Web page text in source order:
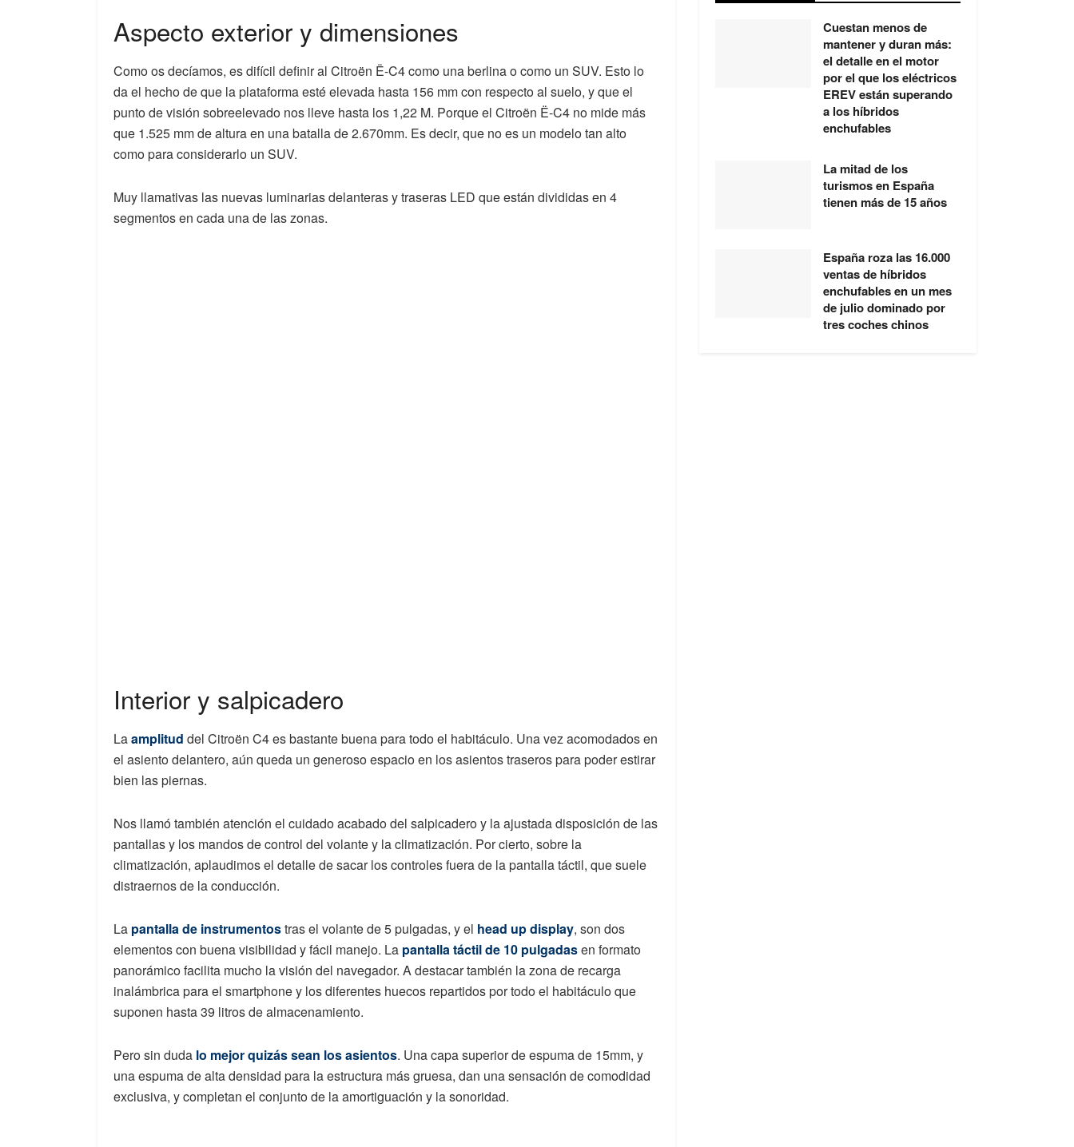
Aspecto exterior y dimensiones
Como os decíamos, es difícil definir al Citroën Ë-C4 como una berlina o como un SUV. Esto lo
da el hecho de que la plataforma esté elevada hasta 156 mm con respecto al suelo, y que el
punto de visión sobreelevado nos lleve hasta los 1,22 M. Porque el Citroën Ë-C4 no mide más
que 1.525 mm de altura en una batalla de 2.670mm. Es decir, que no es un modelo tan alto
como para considerarlo un SUV.
Muy llamativas las nuevas luminarias delanteras y traseras LED que están divididas en 4
segmentos en cada una de las zonas.
Interior y salpicadero
Laamplitud del Citroën C4 es bastante buena para todo el habitáculo. Una vez acomodados en
el asiento delantero, aún queda un generoso espacio en los asientos traseros para poder estirar
bien las piernas.
Nos llamó también atención el cuidado acabado del salpicadero y la ajustada disposición de las
pantallas y los mandos de control del volante y la climatización. Por cierto, sobre la
climatización, aplaudimos el detalle de sacar los controles fuera de la pantalla táctil, que suele
distraernos de la conducción.
La pantalla de instrumentostras el volante de 5 pulgadas, y el head up display, son dos
elementos con buena visibilidad y fácil manejo. La pantalla táctil de 10 pulgadasen formato
panorámico facilita mucho la visión del navegador. A destacar también la zona de recarga
inalámbrica para el smartphone y los diferentes huecos repartidos por todo el habitáculo que
suponen hasta 39 litros de almacenamiento.
Pero sin duda lo mejor quizás sean los asientos. Una capa superior de espuma de 15mm, y
una espuma de alta densidad para la estructura más gruesa, dan una sensación de comodidad
exclusiva, y completan el conjunto de la amortiguación y la sonoridad.
Cuestan menos de
mantener y duran más:
el detalle en el motor
por el que los eléctricos
EREV están superando
a los híbridos
enchufables
La mitad de los
turismos en España
tienen más de 15 años
España roza las 16.000
ventas de híbridos
enchufables en un mes
de julio dominado por
tres coches chinos